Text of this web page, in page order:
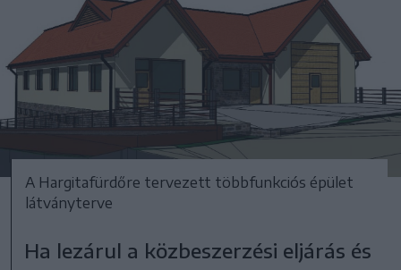
A Hargitafürdőre tervezett többfunkciós épület
látványterve
Ha lezárul a közbeszerzési eljárás és